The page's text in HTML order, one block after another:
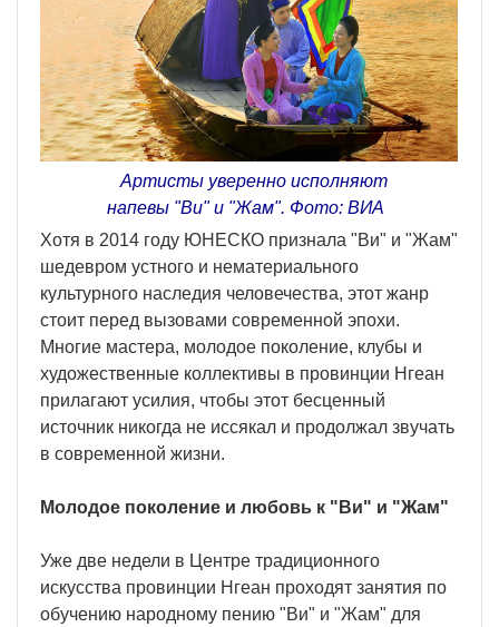
Артисты уверенно исполняют
напевы "Ви" и "Жам". Фото: ВИА
Хотя в 2014 году ЮНЕСКО признала "Ви" и "Жам"
шедевром устного и нематериального
культурного наследия человечества, этот жанр
стоит перед вызовами современной эпохи.
Многие мастера, молодое поколение, клубы и
художественные коллективы в провинции Нгеан
прилагают усилия, чтобы этот бесценный
источник никогда не иссякал и продолжал звучать
в современной жизни.
Молодое поколение и любовь к "Ви" и "Жам"
Уже две недели в Центре традиционного
искусства провинции Нгеан проходят занятия по
обучению народному пению "Ви" и "Жам" для